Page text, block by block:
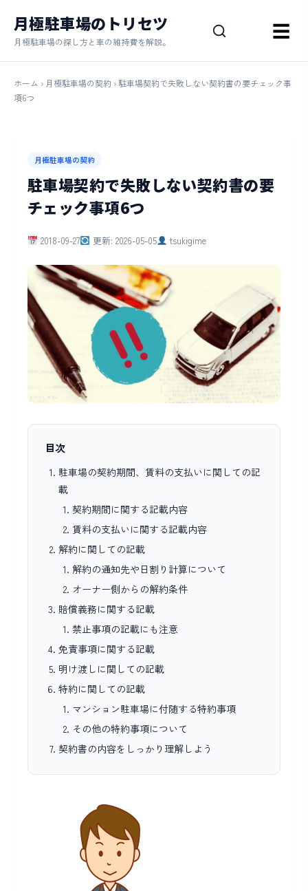
月極駐車場のトリセツ
月極駐車場の探し方と車の維持費を解説。 ☰
ホーム › 月極駐車場の契約 › 駐車場契約で失敗しない契約書の要チェック事
項6つ
月極駐車場の契約
駐車場契約で失敗しない契約書の要
チェック事項6つ
2018-09-27 更新: 2026-05-05 tsukigime
目次
駐車場の契約期間、賃料の支払いに関しての記
載
契約期間に関する記載内容
賃料の支払いに関する記載内容
解約に関しての記載
解約の通知先や日割り計算について
オーナー側からの解約条件
賠償義務に関する記載
禁止事項の記載にも注意
免責事項に関する記載
明け渡しに関しての記載
特約に関しての記載
マンション駐車場に付随する特約事項
その他の特約事項について
契約書の内容をしっかり理解しよう